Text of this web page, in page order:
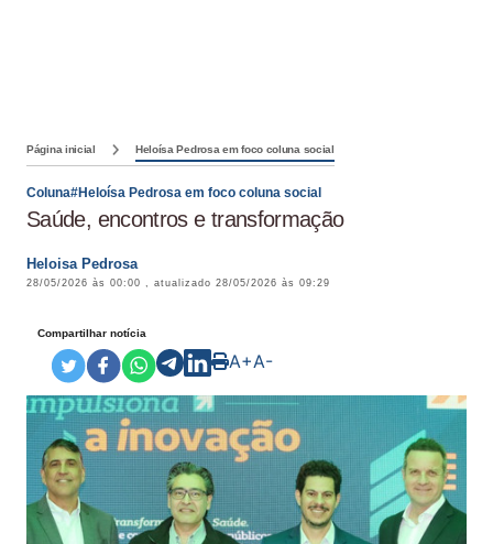
Página inicial Heloísa Pedrosa em foco coluna social
Coluna#Heloísa Pedrosa em foco coluna social
Saúde, encontros e transformação
Heloisa Pedrosa
28/05/2026 às 00:00 , atualizado 28/05/2026 às 09:29
Compartilhar notícia
A+A-